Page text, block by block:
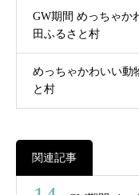
GW期間 めっちゃか
田ふるさと村
めっちゃかわいい動
と村
関連記事